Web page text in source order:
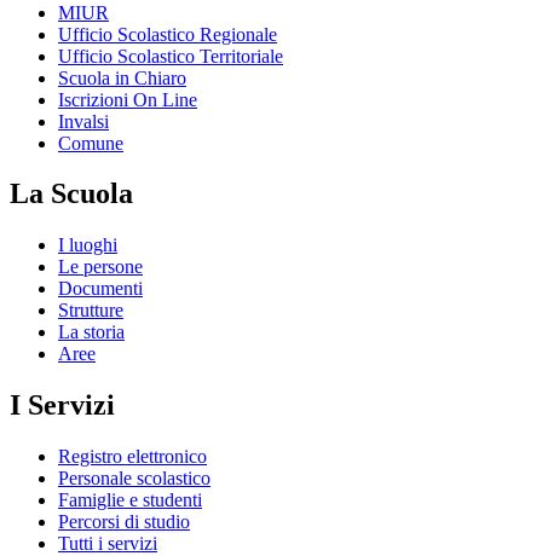
MIUR
Ufficio Scolastico Regionale
Ufficio Scolastico Territoriale
Scuola in Chiaro
Iscrizioni On Line
Invalsi
Comune
La Scuola
I luoghi
Le persone
Documenti
Strutture
La storia
Aree
I Servizi
Registro elettronico
Personale scolastico
Famiglie e studenti
Percorsi di studio
Tutti i servizi